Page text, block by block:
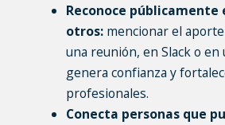
Reconoce públicamente
otros: mencionar el
una reunión, en Slack o en
genera confianza y
profesionales.
Conecta personas que